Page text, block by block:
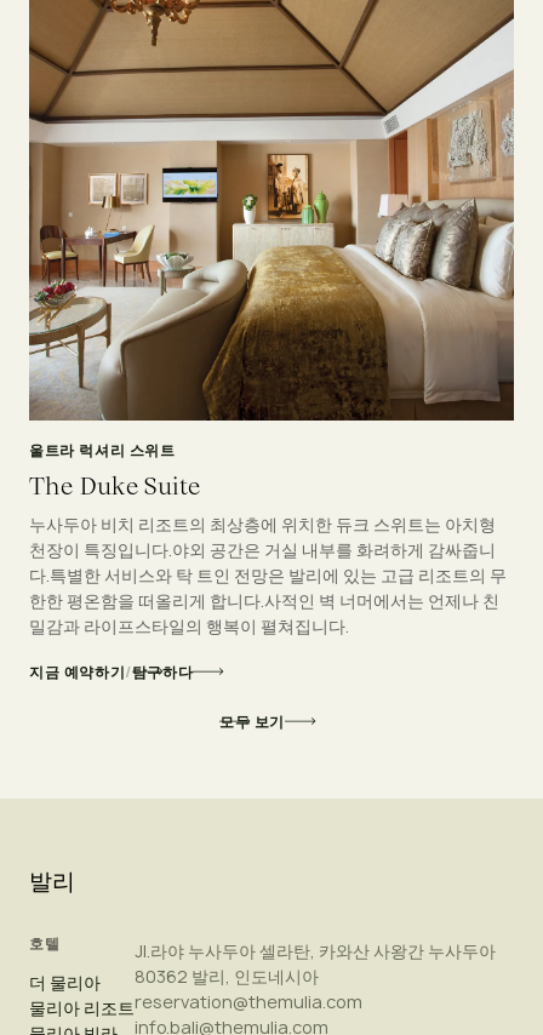
모두 보기
울트라 럭셔리 스위트
The Duke Suite
누사두아 비치 리조트의 최상층에 위치한 듀크 스위트는 아치형
천장이 특징입니다.야외 공간은 거실 내부를 화려하게 감싸줍니
다.특별한 서비스와 탁 트인 전망은 발리에 있는 고급 리조트의 무
한한 평온함을 떠올리게 합니다.사적인 벽 너머에서는 언제나 친
밀감과 라이프스타일의 행복이 펼쳐집니다.
지금 예약하기/탐구하다
발리
호텔
더 물리아
물리아 리조트
Jl.라야 누사두아 셀라탄, 카와산 사왕간 누사두아
80362 발리, 인도네시아
reservation@themulia.com
info.bali@themulia.com